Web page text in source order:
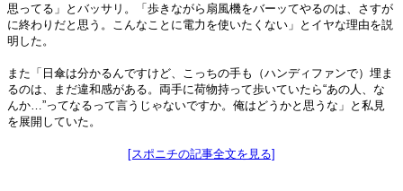
思ってる」とバッサリ。「歩きながら扇風機をバーッてやるのは、さすが
に終わりだと思う。こんなことに電力を使いたくない」とイヤな理由を説
明した。
また「日傘は分かるんですけど、こっちの手も（ハンディファンで）埋ま
るのは、まだ違和感がある。両手に荷物持って歩いていたら“あの人、な
んか…”ってなるって言うじゃないですか。俺はどうかと思うな」と私見
を展開していた。
[スポニチの記事全文を見る]